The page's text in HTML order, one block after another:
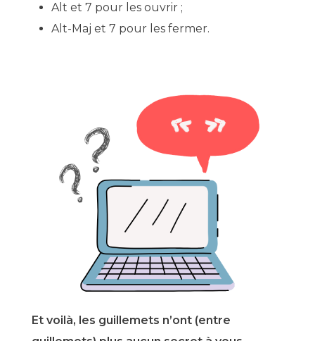
Alt et 7 pour les ouvrir ;
Alt-Maj et 7 pour les fermer.
Et voilà, les guillemets n’ont (entre